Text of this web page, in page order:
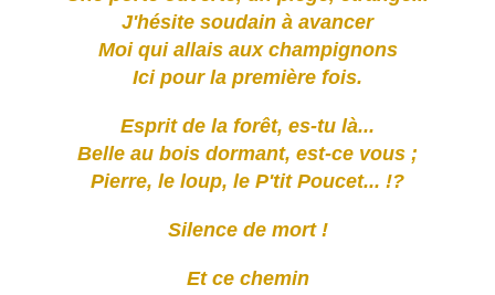
J'hésite soudain à avancer
Moi qui allais aux champignons
Ici pour la première fois.
Esprit de la forêt, es-tu là...
Belle au bois dormant, est-ce vous ;
Pierre, le loup, le P'tit Poucet... !?
Silence de mort !
Et ce chemin